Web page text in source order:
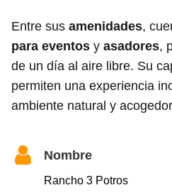
Entre sus amenidades,
para eventos y asadores,
de un día al aire libre. Su
permiten una experiencia
ambiente natural y
Nombre
Rancho 3 Potros